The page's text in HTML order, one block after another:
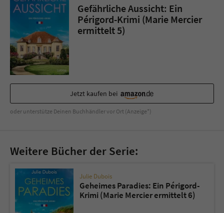
Gefährliche Aussicht: Ein
Périgord-Krimi (Marie Mercier
ermittelt 5)
Jetzt kaufen bei
oder unterstütze Deinen Buchhändler vor Ort (Anzeige*)
Weitere Bücher der Serie:
Julie Dubois
Geheimes Paradies: Ein Périgord-
Krimi (Marie Mercier ermittelt 6)